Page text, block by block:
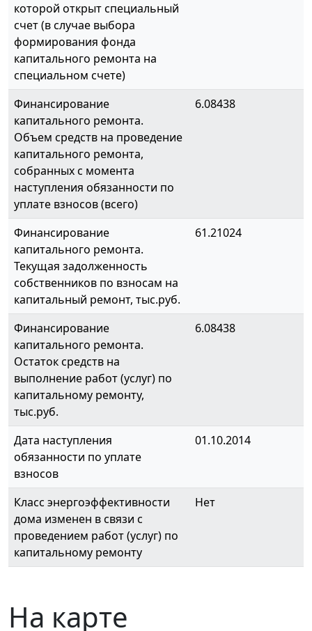
которой открыт специальный
счет (в случае выбора
формирования фонда
капитального ремонта на
специальном счете)
Финансирование
капитального ремонта.
Объем средств на проведение
капитального ремонта,
собранных с момента
наступления обязанности по
уплате взносов (всего)
6.08438
Финансирование
капитального ремонта.
Текущая задолженность
собственников по взносам на
капитальный ремонт, тыс.руб.
61.21024
Финансирование
капитального ремонта.
Остаток средств на
выполнение работ (услуг) по
капитальному ремонту,
тыс.руб.
6.08438
Дата наступления
обязанности по уплате
взносов
01.10.2014
Класс энергоэффективности
дома изменен в связи с
проведением работ (услуг) по
капитальному ремонту
Нет
На карте